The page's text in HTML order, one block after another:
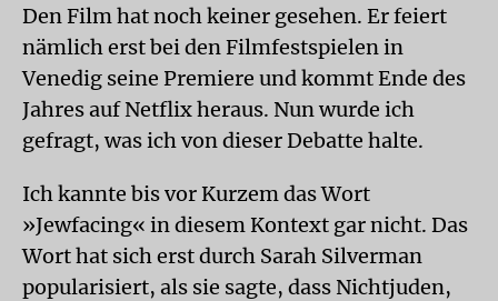
Den Film hat noch keiner gesehen. Er feiert
nämlich erst bei den Filmfestspielen in
Venedig seine Premiere und kommt Ende des
Jahres auf Netflix heraus. Nun wurde ich
gefragt, was ich von dieser Debatte halte.
Ich kannte bis vor Kurzem das Wort
»Jewfacing« in diesem Kontext gar nicht. Das
Wort hat sich erst durch Sarah Silverman
popularisiert, als sie sagte, dass Nichtjuden,